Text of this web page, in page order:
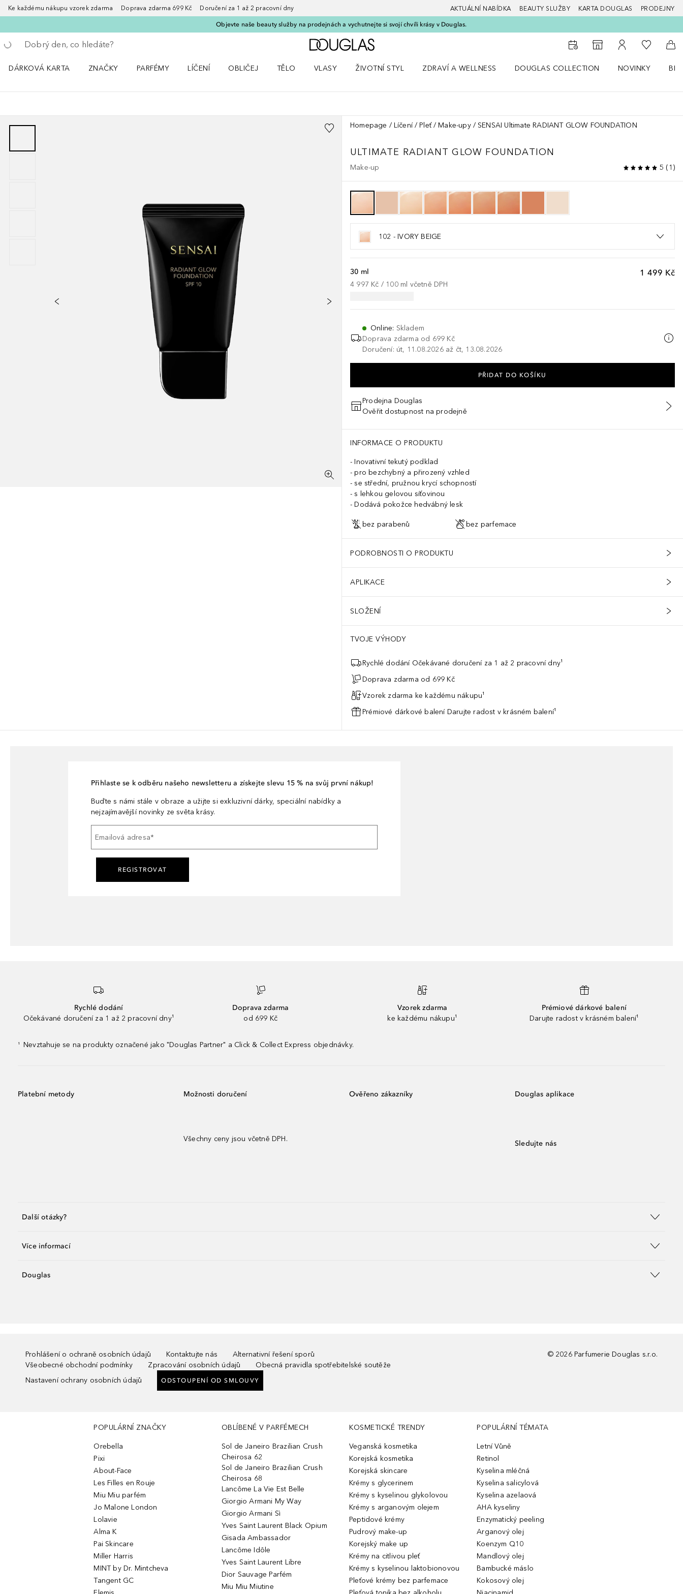
Ke každému nákupu vzorek zdarma Doprava zdarma 699 Kč Doručení za 1 až 2 pracovní dny AKTUÁLNÍ NABÍDKA BEAUTY SLUŽBY KARTA DOUGLAS PRODEJNY
Objevte naše beauty služby na prodejnách a vychutnejte si svojí chvíli krásy v Douglas.
Vraťte se
Proveďte vyhledávání
Domů
K vyhledávači prodejen
K mému účtu
K mému
Do
DÁRKOVÁ KARTA
ZNAČKY
PARFÉMY
LÍČENÍ
OBLIČEJ
TĚLO
VLASY
ŽIVOTNÍ STYL
ZDRAVÍ A WELLNESS
DOUGLAS COLLECTION
NOVINKY
Homepage Líčení Pleť Make-upy SENSAI Ultimate RADIANT GLOW FOUNDATION
ULTIMATE RADIANT GLOW FOUNDATION
Make-up 5 ( 1 )
102 - IVORY BEIGE
1 499 Kč
30 ml
4 997 Kč / 100 ml včetně DPH
Online: Skladem
Doprava zdarma od 699 Kč
Doručení: út, 11.08.2026 až čt, 13.08.2026
PŘIDAT DO KOŠÍKU
Prodejna Douglas
Ověřit dostupnost na prodejně
INFORMACE O PRODUKTU
Inovativní tekutý podklad
pro bezchybný a přirozený vzhled
se střední, pružnou krycí schopností
s lehkou gelovou síťovinou
Dodává pokožce hedvábný lesk
bez parabenů bez parfemace
PODROBNOSTI O PRODUKTU
APLIKACE
SLOŽENÍ
TVOJE VÝHODY
Rychlé dodání Očekávané doručení za 1 až 2 pracovní dny¹
Doprava zdarma od 699 Kč
Vzorek zdarma ke každému nákupu¹
Prémiové dárkové balení Darujte radost v krásném balení¹
Přihlaste se k odběru našeho newsletteru a získejte slevu 15 % na svůj první nákup!
Buďte s námi stále v obraze a užijte si exkluzivní dárky, speciální nabídky a
nejzajímavější novinky ze světa krásy.
Emailová adresa*
REGISTROVAT
Rychlé dodání
Očekávané doručení za 1 až 2 pracovní dny¹
Doprava zdarma
od 699 Kč
Vzorek zdarma
ke každému nákupu¹
Prémiové dárkové balení
Darujte radost v krásném balení¹
¹ Nevztahuje se na produkty označené jako "Douglas Partner" a Click & Collect Express objednávky.
Platební metody Možnosti doručení
Všechny ceny jsou včetně DPH.
Ověřeno zákazníky Douglas aplikace
Sledujte nás
Další otázky?
Více informací
Douglas
Prohlášení o ochraně osobních údajů Kontaktujte nás
Alternativní řešení sporů
Všeobecné obchodní podmínky
Zpracování osobních údajů
Obecná pravidla spotřebitelské soutěže
Nastavení ochrany osobních údajů
ODSTOUPENÍ OD SMLOUVY
© 2026 Parfumerie Douglas s.r.o.
POPULÁRNÍ ZNAČKY
Orebella
Pixi
About-Face
Les Filles en Rouje
Miu Miu parfém
Jo Malone London
Lolavie
Alma K
Pai Skincare
Miller Harris
MINT by Dr. Mintcheva
Tangent GC
OBLÍBENÉ V PARFÉMECH
Sol de Janeiro Brazilian Crush
Cheirosa 62
Sol de Janeiro Brazilian Crush
Cheirosa 68
Lancôme La Vie Est Belle
Giorgio Armani My Way
Giorgio Armani Sì
Yves Saint Laurent Black Opium
Gisada Ambassador
Lancôme Idôle
Yves Saint Laurent Libre
Dior Sauvage Parfém
Miu Miu Miutine
KOSMETICKÉ TRENDY
Veganská kosmetika
Korejská kosmetika
Korejská skincare
Krémy s glycerinem
Krémy s kyselinou glykolovou
Krémy s arganovým olejem
Peptidové krémy
Pudrový make-up
Korejský make up
Krémy na citlivou pleť
Krémy s kyselinou laktobionovou
Pleťové krémy bez parfemace
POPULÁRNÍ TÉMATA
Letní Vůně
Retinol
Kyselina mléčná
Kyselina salicylová
Kyselina azelaová
AHA kyseliny
Enzymatický peeling
Arganový olej
Koenzym Q10
Mandlový olej
Bambucké máslo
Kokosový olej